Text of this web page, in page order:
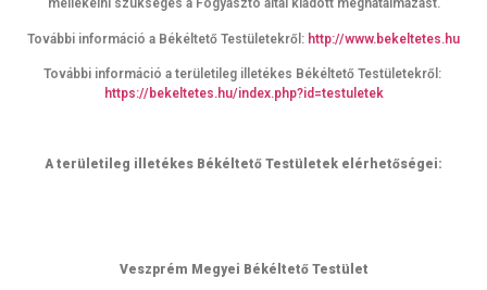
mellékelni szükséges a Fogyasztó által kiadott meghatalmazást.
További információ a Békéltető Testületekről: http://www.bekeltetes.hu
További információ a területileg illetékes Békéltető Testületekről:
https://bekeltetes.hu/index.php?id=testuletek
A területileg illetékes Békéltető Testületek elérhetőségei:
Veszprém Megyei Békéltető Testület